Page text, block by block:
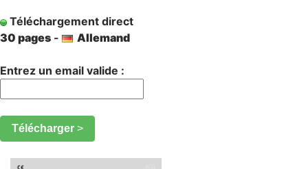
Téléchargement direct
30 pages - Allemand
Entrez un email valide :
Télécharger >